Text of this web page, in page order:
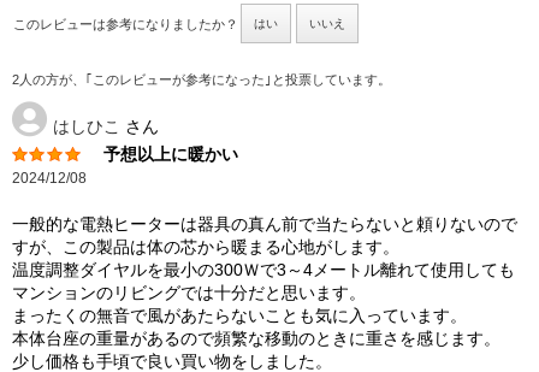
このレビューは参考になりましたか？ はい いいえ
2人の方が、｢このレビューが参考になった｣と投票しています。
はしひこ さん
予想以上に暖かい
2024/12/08
一般的な電熱ヒーターは器具の真ん前で当たらないと頼りないので
すが、この製品は体の芯から暖まる心地がします。
温度調整ダイヤルを最小の300Ｗで3～4メートル離れて使用しても
マンションのリビングでは十分だと思います。
まったくの無音で風があたらないことも気に入っています。
本体台座の重量があるので頻繁な移動のときに重さを感じます。
少し価格も手頃で良い買い物をしました。